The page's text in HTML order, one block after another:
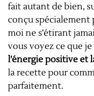
fait autant de bien,
conçu spécialement
moi ne s'étirant
vous voyez ce que
l'énergie positive et
la recette pour
parfaitement.